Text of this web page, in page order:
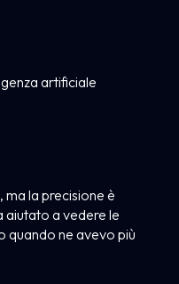
artificiale
la precisione è
aiutato a vedere le
quando ne avevo più